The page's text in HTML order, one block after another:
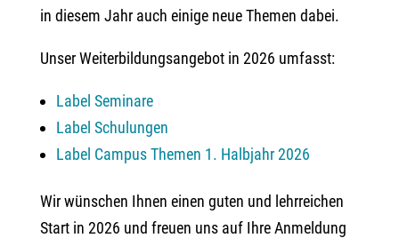
in diesem Jahr auch einige neue Themen dabei.
Unser Weiterbildungsangebot in 2026 umfasst:
Label Seminare
Label Schulungen
Label Campus Themen 1. Halbjahr 2026
Wir wünschen Ihnen einen guten und lehrreichen
Start in 2026 und freuen uns auf Ihre Anmeldung